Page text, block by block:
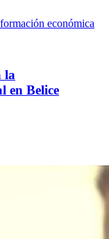
la
en Belice